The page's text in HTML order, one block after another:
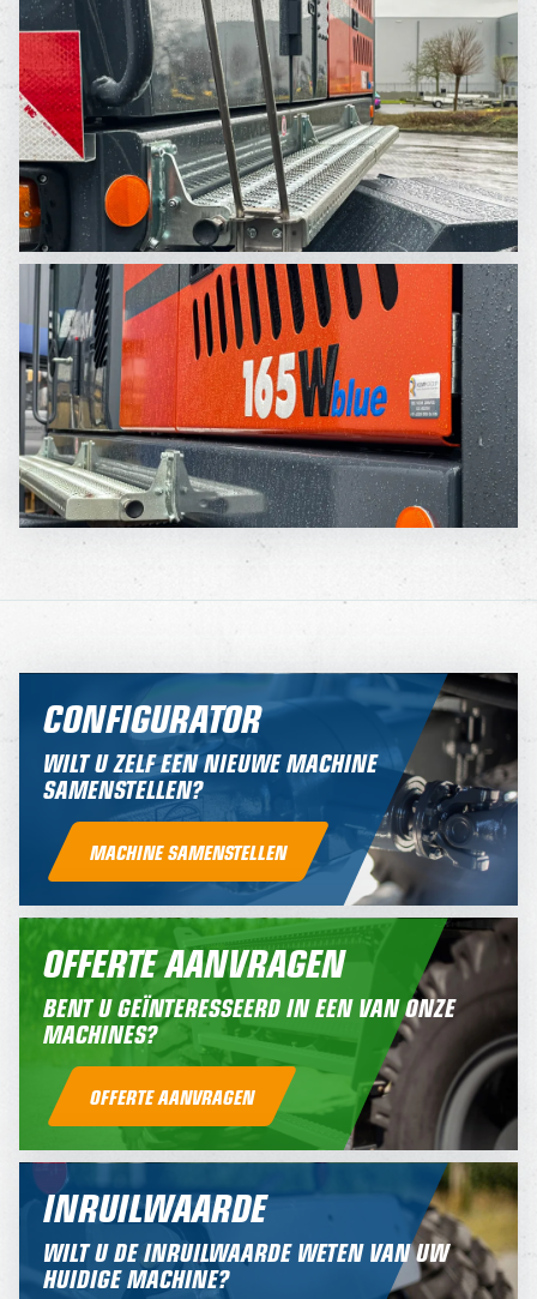
CONFIGURATOR
WILT U ZELF EEN NIEUWE MACHINE
SAMENSTELLEN?
MACHINE SAMENSTELLEN
OFFERTE AANVRAGEN
BENT U GEÏNTERESSEERD IN EEN VAN ONZE
MACHINES?
OFFERTE AANVRAGEN
INRUILWAARDE
WILT U DE INRUILWAARDE WETEN VAN UW
HUIDIGE MACHINE?